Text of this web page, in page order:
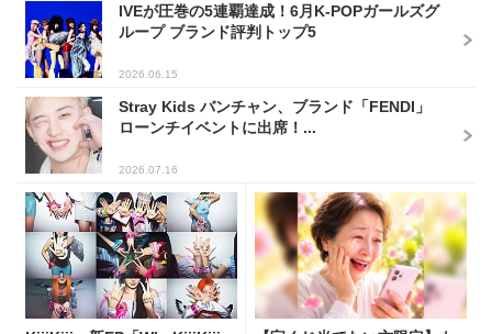
IVEが圧巻の5連覇達成！6月K-POPガールズグ
ループ ブランド評判トップ5
2026.06.15
Stray Kids バンチャン、ブランド「FENDI」
ローンチイベントに出席！...
2026.07.16